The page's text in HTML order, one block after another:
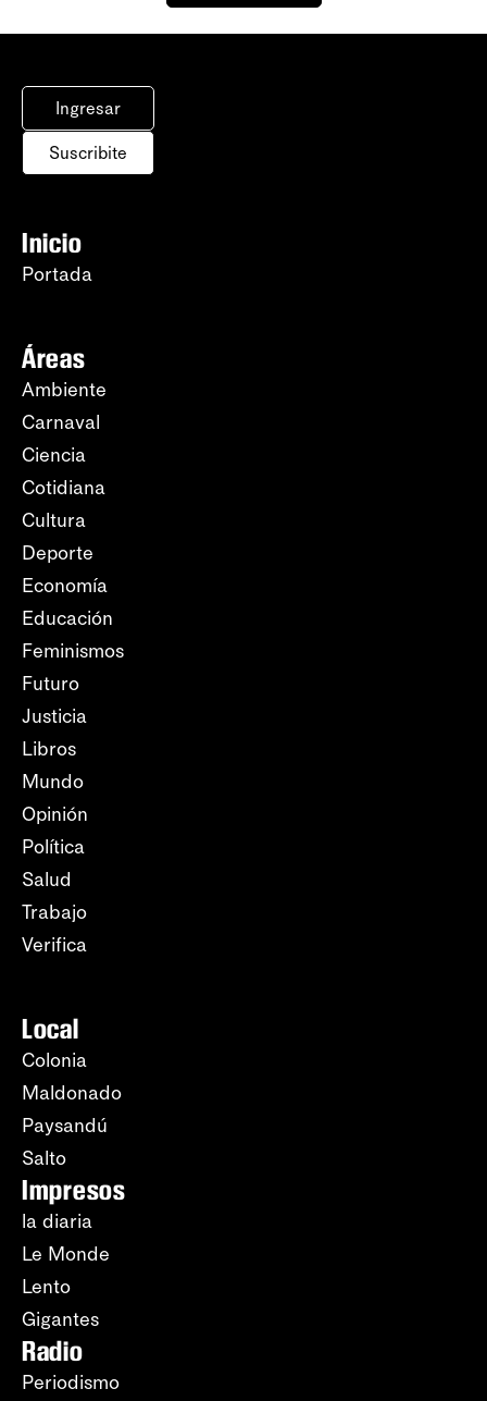
Ingresar
Suscribite
Inicio
Portada
Áreas
Ambiente
Carnaval
Ciencia
Cotidiana
Cultura
Deporte
Economía
Educación
Feminismos
Futuro
Justicia
Libros
Mundo
Opinión
Política
Salud
Trabajo
Verifica
Local
Colonia
Maldonado
Paysandú
Salto
Impresos
la diaria
Le Monde
Lento
Gigantes
Radio
Periodismo